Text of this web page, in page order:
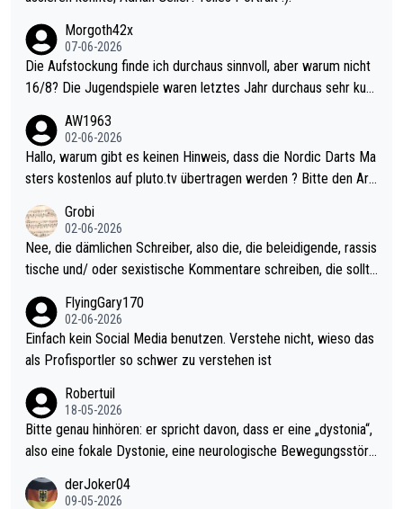
Morgoth42x
07-06-2026
Die Aufstockung finde ich durchaus sinnvoll, aber warum nicht
16/8? Die Jugendspiele waren letztes Jahr durchaus sehr kurz
Allerdings ist Mitchell Lawrie als Nummer 1 der Welt eh qualifi
ziert. Somit ändert die automatische Qualifikation des Weltmei
sters erstmal nichts. Ich denke sie wollen damit für nächstes J
ohl wenig WDF Turniere spielen. Dies war bei Archie Self letzt
es Jahr der Fall. Er musste als amtierender Weltmeister durch
den Qualifier und ich glaube kaum, dass Mitchel sich das (in Ve
gas) antun würde, wenn er doch eigentlich die PDC-WM als Zi
el hat.
AW1963
02-06-2026
Hallo, warum gibt es keinen Hinweis, dass die Nordic Darts Ma
sters kostenlos auf pluto.tv übertragen werden ? Bitte den Arti
Grobi
02-06-2026
Nee, die dämlichen Schreiber, also die, die beleidigende, rassis
tische und/ oder sexistische Kommentare schreiben, die sollte
s Leben in den Griff kriegen. Nur eins wundert mich: Luke Little
r war doch neulich erst derjenige, der über Social Media GvV p
rovoziert hat. Und Littlers Mutter schießt öfters mal gegen Ric
FlyingGary170
02-06-2026
Einfach kein Social Media benutzen. Verstehe nicht, wieso das
als Profisportler so schwer zu verstehen ist
Robertuil
18-05-2026
Bitte genau hinhören: er spricht davon, dass er eine „dystonia“,
also eine fokale Dystonie, eine neurologische Bewegungsstöru
erden, im Arm hat. Und, dass Medikamente ihm helfen! Ich glau
derJoker04
09-05-2026